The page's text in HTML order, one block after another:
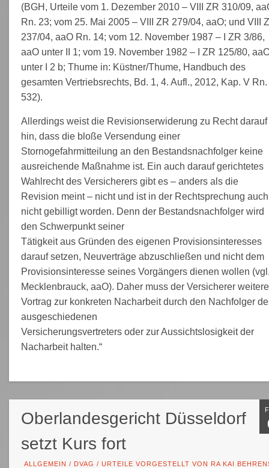
(BGH, Urteile vom 1. Dezember 2010 – VIII ZR 310/09,
Rn. 23; vom 25. Mai 2005 – VIII ZR 279/04, aaO; und VIII
237/04, aaO Rn. 14; vom 12. November 1987 – I ZR 3/86,
aaO unter II 1; vom 19. November 1982 – I ZR 125/80,
unter I 2 b; Thume in: Küstner/Thume, Handbuch des
gesamten Vertriebsrechts, Bd. 1, 4. Aufl., 2012, Kap. V Rn.
532).
Allerdings weist die Revisionserwiderung zu Recht darauf
hin, dass die bloße Versendung einer
Stornogefahrmitteilung an den Bestandsnachfolger keine
ausreichende Maßnahme ist. Ein auch darauf gerichtetes
Wahlrecht des Versicherers gibt es – anders als die
Revision meint – nicht und ist in der Rechtsprechung auch
nicht gebilligt worden. Denn der Bestandsnachfolger wird
den Schwerpunkt seiner
Tätigkeit aus Gründen des eigenen Provisionsinteresses
darauf setzen, Neuverträge abzuschließen und nicht dem
Provisionsinteresse seines Vorgängers dienen wollen
Mecklenbrauck, aaO). Daher muss der Versicherer
Vortrag zur konkreten Nacharbeit durch den Nachfolger
ausgeschiedenen
Versicherungsvertreters oder zur Aussichtslosigkeit der
Nacharbeit halten.“
Oberlandesgericht Düsseldorf
setzt Kurs fort
ALLGEMEIN / DVAG / URTEILE VORGESTELLT VON RA KAI